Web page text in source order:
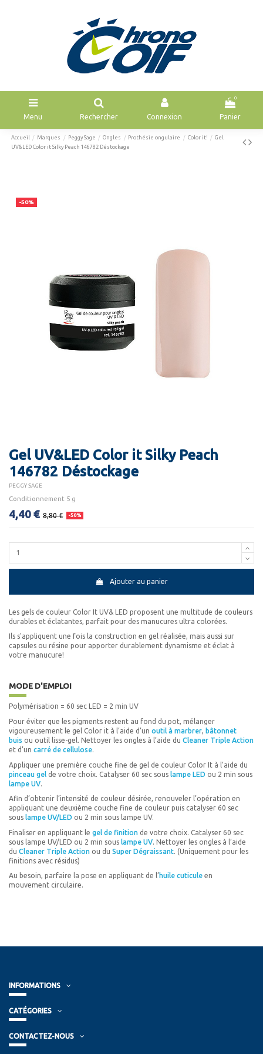
Menu Rechercher Connexion
0
Panier
Accueil Marques Peggy Sage Ongles Prothésie ongulaire Color it!
Gel
UV&LED Color it Silky Peach 146782 Déstockage
-50%
Gel UV&LED Color it Silky Peach
146782 Déstockage
PEGGY SAGE
Conditionnement 5 g
4,40 € 8,80 € -50%
Ajouter au panier
Les gels de couleur Color It UV& LED proposent une multitude de couleurs
durables et éclatantes, parfait pour des manucures ultra colorées.
Ils s'appliquent une fois la construction en gel réalisée, mais aussi sur
capsules ou résine pour apporter durablement dynamisme et éclat à
votre manucure!
MODE D'EMPLOI
Polymérisation = 60 sec LED = 2 min UV
Pour éviter que les pigments restent au fond du pot, mélanger
vigoureusement le gel Color it à l’aide d’un outil à marbrer, bâtonnet
buis ou outil lisse-gel. Nettoyer les ongles à l’aide du Cleaner Triple Action
et d’un carré de cellulose.
Appliquer une première couche fine de gel de couleur Color It à l’aide du
pinceau gel de votre choix. Catalyser 60 sec sous lampe LED ou 2 min sous
lampe UV
Afin d’obtenir l’intensité de couleur désirée, renouveler l’opération en
appliquant une deuxième couche fine de couleur puis catalyser 60 sec
sous lampe UV/LED ou 2 min sous lampe UV.
Finaliser en appliquant le gel de finition de votre choix. Catalyser 60 sec
sous lampe UV/LED ou 2 min sous lampe UV. Nettoyer les ongles à l’aide
du Cleaner Triple Action ou du Super Dégraissant. (Uniquement pour les
finitions avec résidus)
Au besoin, parfaire la pose en appliquant de l’ huile cuticule en
mouvement circulaire.
INFORMATIONS
CATÉGORIES
CONTACTEZ-NOUS